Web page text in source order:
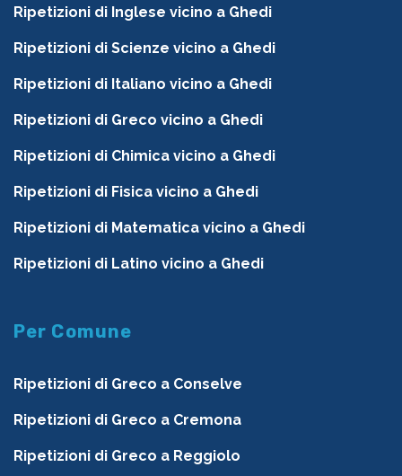
Ripetizioni di Inglese vicino a Ghedi
Ripetizioni di Scienze vicino a Ghedi
Ripetizioni di Italiano vicino a Ghedi
Ripetizioni di Greco vicino a Ghedi
Ripetizioni di Chimica vicino a Ghedi
Ripetizioni di Fisica vicino a Ghedi
Ripetizioni di Matematica vicino a Ghedi
Ripetizioni di Latino vicino a Ghedi
Per Comune
Ripetizioni di Greco a Conselve
Ripetizioni di Greco a Cremona
Ripetizioni di Greco a Reggiolo